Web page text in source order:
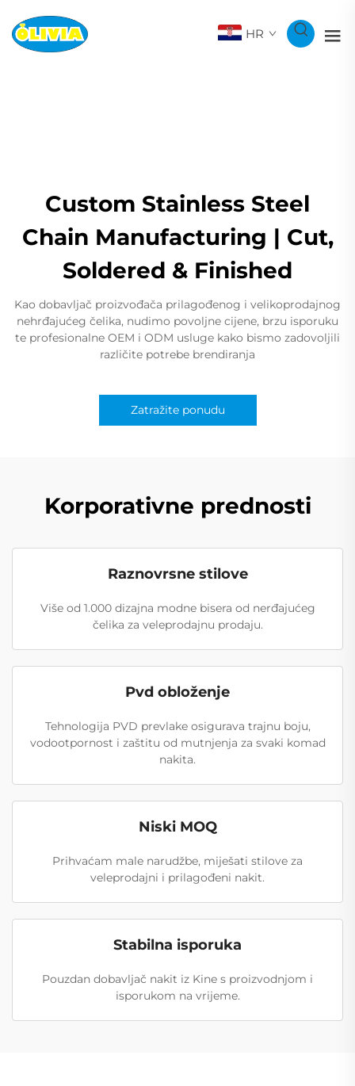
HR
Custom Stainless Steel
Chain Manufacturing | Cut,
Soldered & Finished
Kao dobavljač proizvođača prilagođenog i velikoprodajnog
nehrđajućeg čelika, nudimo povoljne cijene, brzu isporuku
te profesionalne OEM i ODM usluge kako bismo zadovoljili
različite potrebe brendiranja
Zatražite ponudu
Korporativne prednosti
Raznovrsne stilove
Više od 1.000 dizajna modne bisera od nerđajućeg
čelika za veleprodajnu prodaju.
Pvd obloženje
Tehnologija PVD prevlake osigurava trajnu boju,
vodootpornost i zaštitu od mutnjenja za svaki komad
nakita.
Niski MOQ
Prihvaćam male narudžbe, miješati stilove za
veleprodajni i prilagođeni nakit.
Stabilna isporuka
Pouzdan dobavljač nakit iz Kine s proizvodnjom i
isporukom na vrijeme.